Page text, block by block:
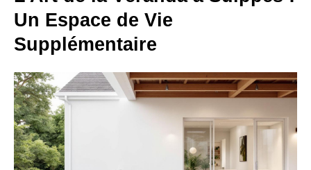
Un Espace de Vie
Supplémentaire